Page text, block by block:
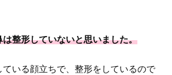
は整形していないと思いました。
ている顔立ちで、整形をしているので